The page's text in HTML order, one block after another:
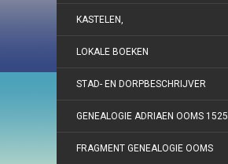
KASTELEN,
LOKALE BOEKEN
STAD- EN DORPBESCHRIJVER
GENEALOGIE ADRIAEN OOMS 1525
FRAGMENT GENEALOGIE OOMS